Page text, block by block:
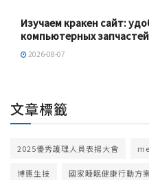
Изучаем кракен сайт:
компьютерных
2026-08-07
文章標籤
2025優秀護理人員表揚大會
博惠生技 國家睡眠健康行動方